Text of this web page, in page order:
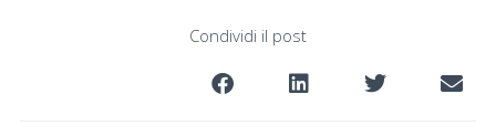
Condividi il post